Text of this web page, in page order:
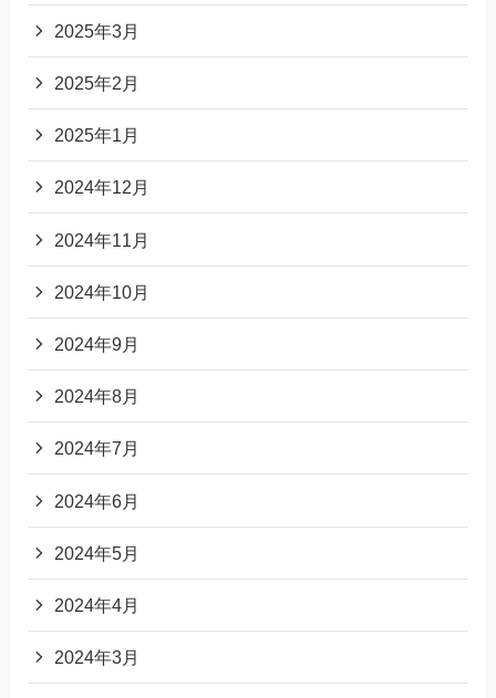
2025年3月
2025年2月
2025年1月
2024年12月
2024年11月
2024年10月
2024年9月
2024年8月
2024年7月
2024年6月
2024年5月
2024年4月
2024年3月